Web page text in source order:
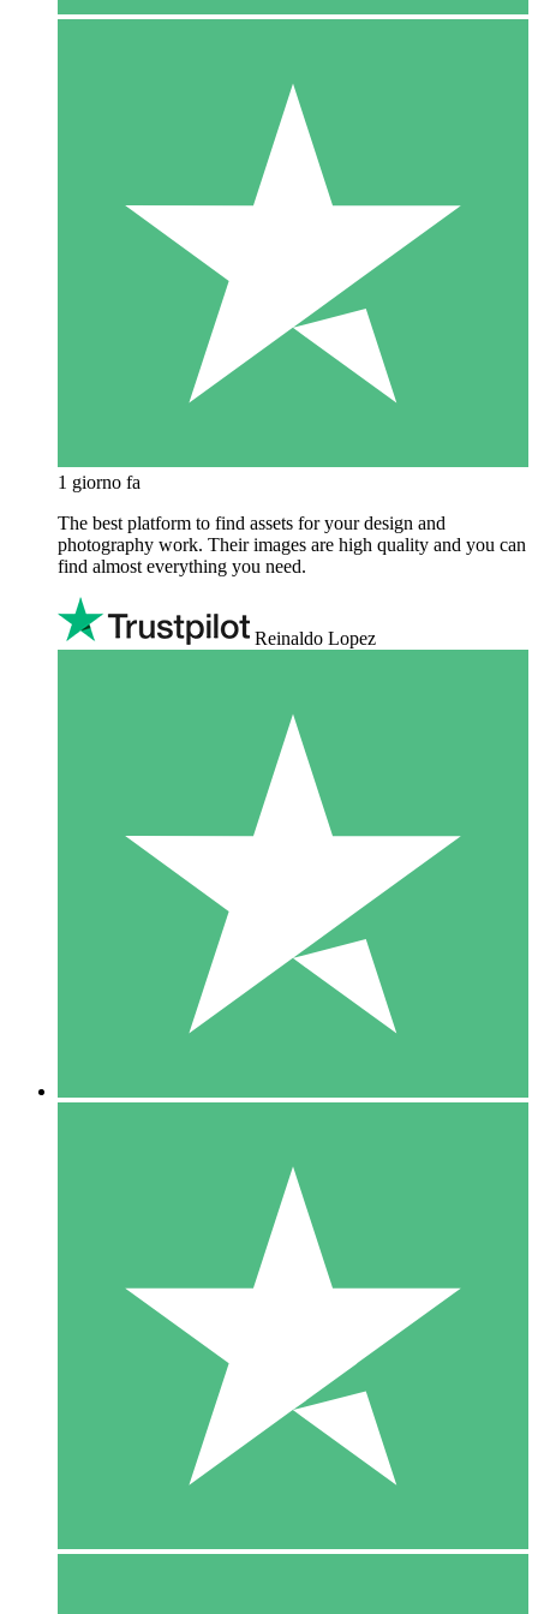
1 giorno fa
The best platform to find assets for your design and
photography work. Their images are high quality and you can
find almost everything you need.
Reinaldo Lopez